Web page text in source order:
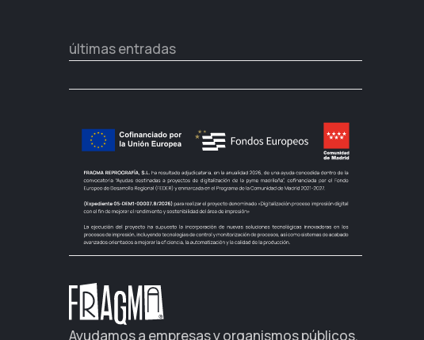
últimas entradas
Ayudamos a empresas y organismos públicos,